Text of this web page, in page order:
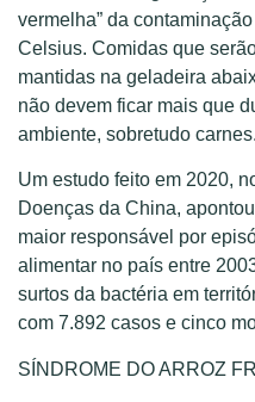
vermelha” da
Celsius. Comidas que
mantidas na geladeira
não devem ficar mais que
ambiente, sobretudo carnes.
Um estudo feito em 2020,
Doenças da China,
maior responsável por
alimentar no país entre
surtos da bactéria em
com 7.892 casos e cinco
SÍNDROME DO ARROZ